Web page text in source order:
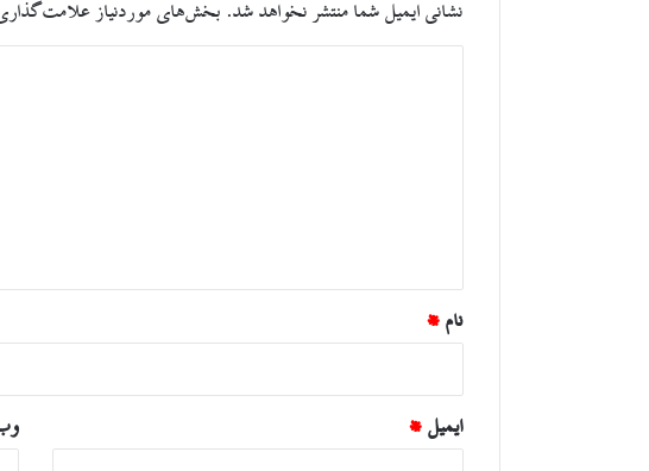
نشانی ایمیل شما منتشر نخواهد شد. بخش‌های موردنیاز
نام *
ایمیل *